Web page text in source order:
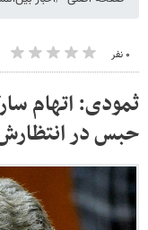
۰ نفر
حبس در